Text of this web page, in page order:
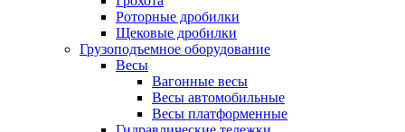
Роторные дробилки
Щековые дробилки
Грузоподъемное оборудование
Весы
Вагонные весы
Весы автомобильные
Весы платформенные